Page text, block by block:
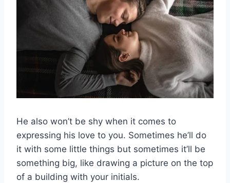
He also won’t be shy when it comes to
expressing his love to you. Sometimes he’ll do
it with some little things but sometimes it’ll be
something big, like drawing a picture on the top
of a building with your initials.